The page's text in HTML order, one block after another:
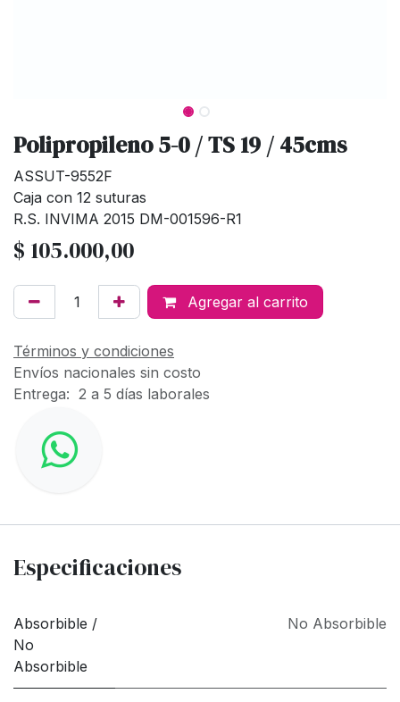
Polipropileno 5-0 / TS 19 / 45cms
ASSUT-9552F
Caja con 12 suturas
R.S. INVIMA 2015 DM-001596-R1
$ 105.000,00
Agregar al carrito
Términos y condiciones
Envíos nacionales sin costo
Entrega: 2 a 5 días laborales
Especificaciones
Absorbible /
No
Absorbible
No Absorbible